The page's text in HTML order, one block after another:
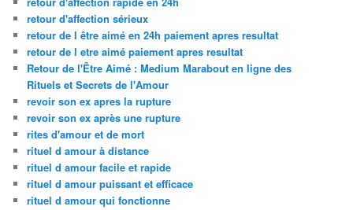
retour d'affection sérieux
retour de l être aimé en 24h paiement apres resultat
retour de l etre aimé paiement apres resultat
Retour de l'Être Aimé : Medium Marabout en ligne des
Rituels et Secrets de l'Amour
revoir son ex apres la rupture
revoir son ex après une rupture
rites d'amour et de mort
rituel d amour à distance
rituel d amour facile et rapide
rituel d amour puissant et efficace
rituel d amour qui fonctionne